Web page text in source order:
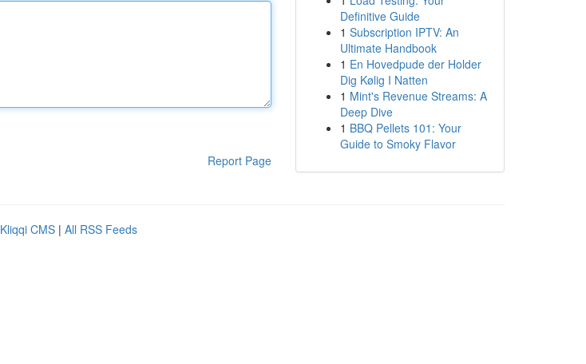
Report Page
Definitive Guide
1 Subscription IPTV: An
Ultimate Handbook
1 En Hovedpude der Holder
Dig Kølig I Natten
1 Mint's Revenue Streams: A
Deep Dive
1 BBQ Pellets 101: Your
Guide to Smoky Flavor
Kliqqi CMS | All RSS Feeds